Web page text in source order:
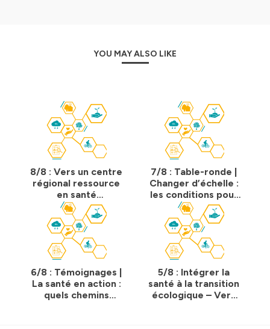
YOU MAY ALSO LIKE
8/8 : Vers un centre
régional ressource
en santé
environnement -
Introduction par les
pilotes du PRSE4
Île-de-France
7/8 : Table-ronde |
Changer d’échelle :
les conditions pour
une action publique
locale intégrée
6/8 : Témoignages |
La santé en action :
quels chemins
5/8 : Intégrer la
santé à la transition
écologique – Vers